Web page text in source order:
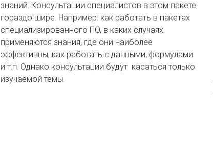
знаний. Консультации специалистов в этом пакете
гораздо шире. Например: как работать в пакетах
специализированного ПО, в каких случаях
применяются знания, где они наиболее
эффективны, как работать с данными, формулами
и т.п. Однако консультации будут касаться только
изучаемой темы.